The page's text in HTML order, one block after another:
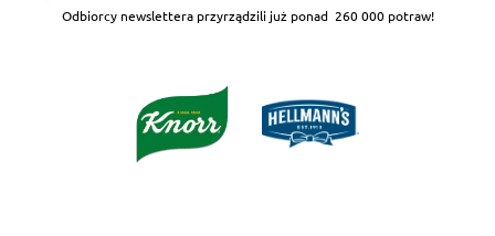
Odbiorcy newslettera przyrządzili już ponad 260 000 potraw!